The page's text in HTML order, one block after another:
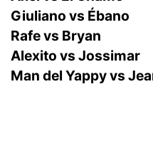
Giuliano vs Ébano
Rafe vs Bryan
Alexito vs Jossimar
Man del Yappy vs